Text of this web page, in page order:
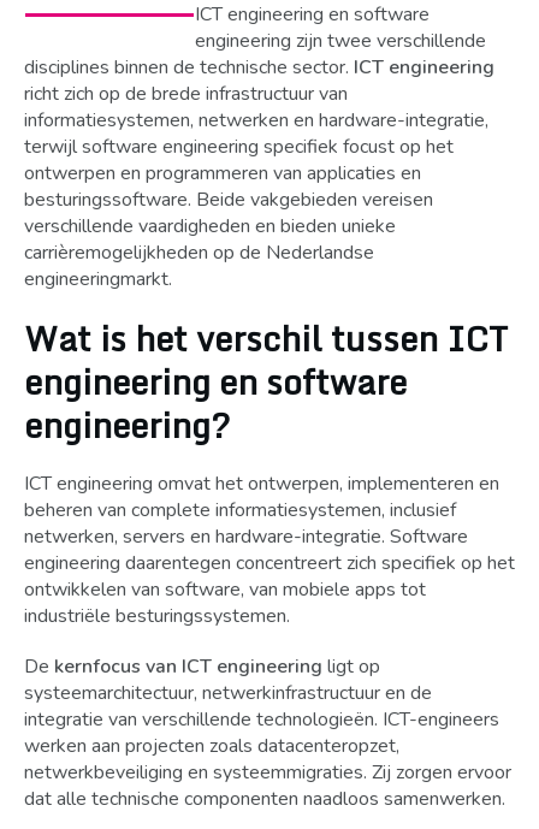
ICT engineering en software
engineering zijn twee verschillende
disciplines binnen de technische sector. ICT engineering
richt zich op de brede infrastructuur van
informatiesystemen, netwerken en hardware-integratie,
terwijl software engineering specifiek focust op het
ontwerpen en programmeren van applicaties en
besturingssoftware. Beide vakgebieden vereisen
verschillende vaardigheden en bieden unieke
carrièremogelijkheden op de Nederlandse
engineeringmarkt.
Wat is het verschil tussen ICT
engineering en software
engineering?
ICT engineering omvat het ontwerpen, implementeren en
beheren van complete informatiesystemen, inclusief
netwerken, servers en hardware-integratie. Software
engineering daarentegen concentreert zich specifiek op het
ontwikkelen van software, van mobiele apps tot
industriële besturingssystemen.
De kernfocus van ICT engineering ligt op
systeemarchitectuur, netwerkinfrastructuur en de
integratie van verschillende technologieën. ICT-engineers
werken aan projecten zoals datacenteropzet,
netwerkbeveiliging en systeemmigraties. Zij zorgen ervoor
dat alle technische componenten naadloos samenwerken.